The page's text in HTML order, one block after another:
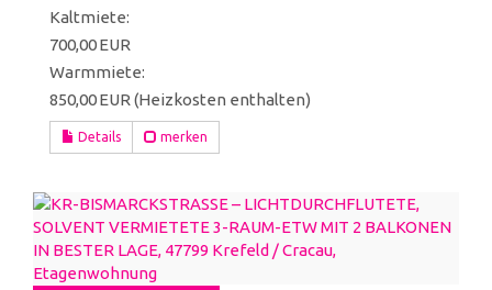
Kaltmiete:
700,00 EUR
Warmmiete:
850,00 EUR (Heizkosten enthalten)
Details merken